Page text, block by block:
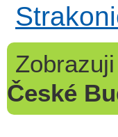
Zobrazuji
České